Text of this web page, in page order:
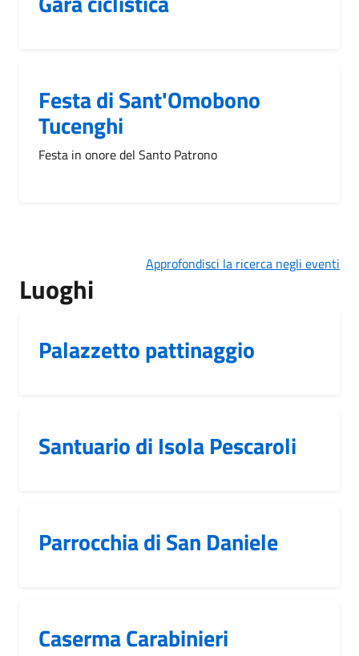
Festa di Sant'Omobono
Tucenghi
Festa in onore del Santo Patrono
Approfondisci la ricerca negli eventi
Luoghi
Palazzetto pattinaggio
Santuario di Isola Pescaroli
Parrocchia di San Daniele
Caserma Carabinieri